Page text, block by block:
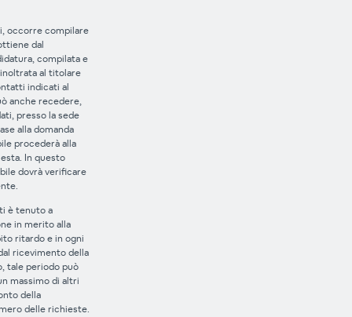
occorre compilare
dal
compilata e
al titolare
indicati al
anche recedere,
presso la sede
alla domanda
procederà alla
In questo
dovrà verificare
è tenuto a
in merito alla
ritardo e in ogni
ricevimento della
tale periodo può
massimo di altri
della
delle richieste.